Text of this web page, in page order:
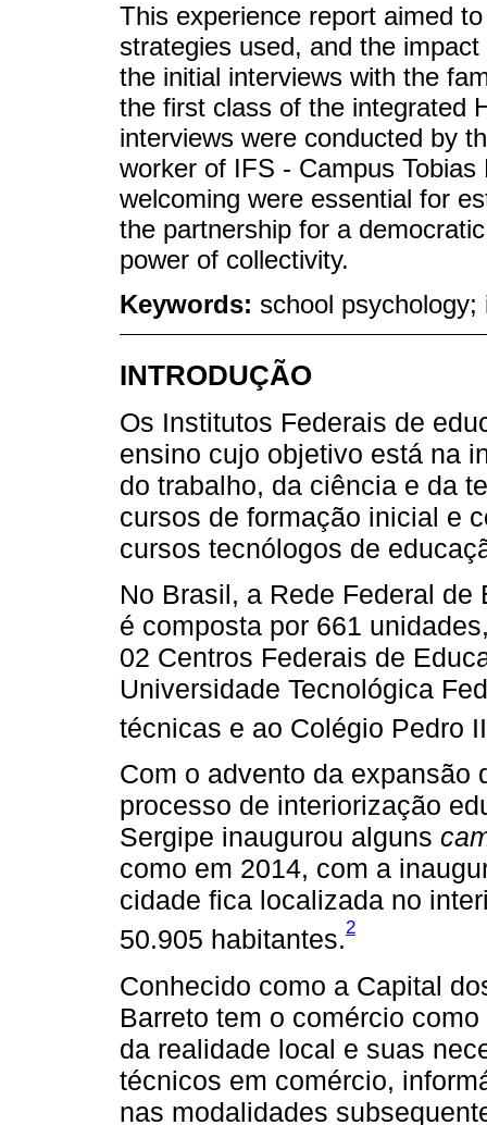
This experience report aimed
strategies used, and the
the initial interviews with the
the first class of the integrated
interviews were conducted by
worker of IFS - Campus
welcoming were essential for
the partnership for a
power of collectivity.
Keywords: school
INTRODUÇÃO
Os Institutos Federais de
ensino cujo objetivo está na
do trabalho, da ciência e da
cursos de formação inicial e
cursos tecnólogos de
No Brasil, a Rede Federal
é composta por 661
02 Centros Federais de
Universidade Tecnológica
técnicas e ao Colégio Pedro II
Com o advento da expansão
processo de interiorização
Sergipe inaugurou alguns
como em 2014, com a
cidade fica localizada no
50.905 habitantes.2
Conhecido como a Capital
Barreto tem o comércio
da realidade local e suas
técnicos em comércio,
nas modalidades